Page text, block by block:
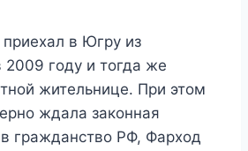
в Югру из
году и тогда же
жительнице. При этом
ждала законная
гражданство РФ, Фарход